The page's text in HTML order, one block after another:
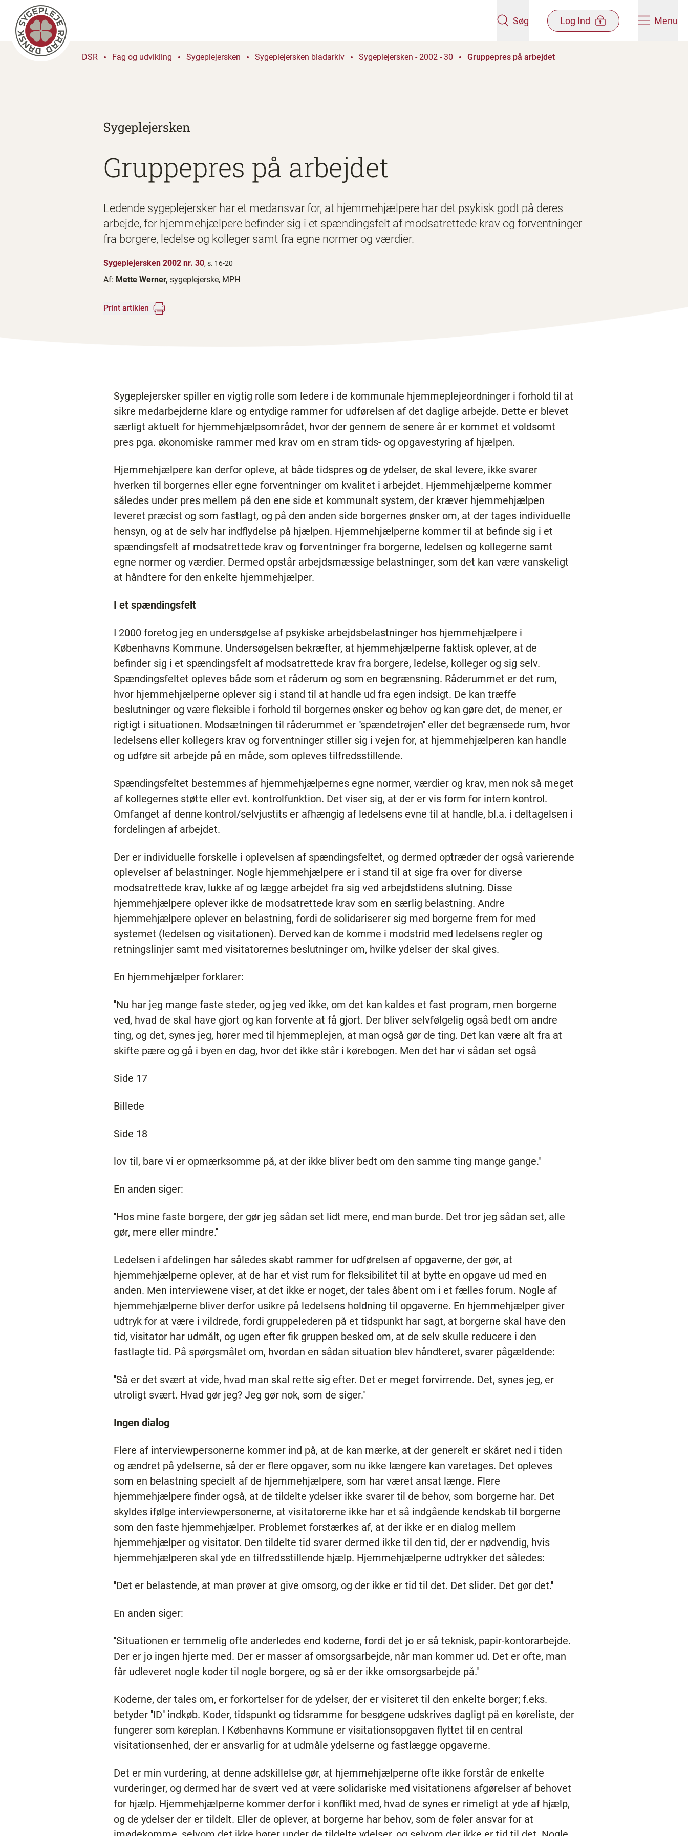
Søg Log Ind Menu
DSR Fag og udvikling Sygeplejersken Sygeplejersken bladarkiv Sygeplejersken - 2002 - 30 Gruppepres på arbejdet
Sygeplejersken
Gruppepres på arbejdet
Ledende sygeplejersker har et medansvar for, at hjemmehjælpere har det psykisk godt på deres
arbejde, for hjemmehjælpere befinder sig i et spændingsfelt af modsatrettede krav og forventninger
fra borgere, ledelse og kolleger samt fra egne normer og værdier.
Sygeplejersken 2002 nr. 30, s. 16-20
Af: Mette Werner, sygeplejerske, MPH
Print artiklen
Sygeplejersker spiller en vigtig rolle som ledere i de kommunale hjemmeplejeordninger i forhold til at
sikre medarbejderne klare og entydige rammer for udførelsen af det daglige arbejde. Dette er blevet
særligt aktuelt for hjemmehjælpsområdet, hvor der gennem de senere år er kommet et voldsomt
pres pga. økonomiske rammer med krav om en stram tids- og opgavestyring af hjælpen.
Hjemmehjælpere kan derfor opleve, at både tidspres og de ydelser, de skal levere, ikke svarer
hverken til borgernes eller egne forventninger om kvalitet i arbejdet. Hjemmehjælperne kommer
således under pres mellem på den ene side et kommunalt system, der kræver hjemmehjælpen
leveret præcist og som fastlagt, og på den anden side borgernes ønsker om, at der tages individuelle
hensyn, og at de selv har indflydelse på hjælpen. Hjemmehjælperne kommer til at befinde sig i et
spændingsfelt af modsatrettede krav og forventninger fra borgerne, ledelsen og kollegerne samt
egne normer og værdier. Dermed opstår arbejdsmæssige belastninger, som det kan være vanskeligt
at håndtere for den enkelte hjemmehjælper.
I et spændingsfelt
I 2000 foretog jeg en undersøgelse af psykiske arbejdsbelastninger hos hjemmehjælpere i
Københavns Kommune. Undersøgelsen bekræfter, at hjemmehjælperne faktisk oplever, at de
befinder sig i et spændingsfelt af modsatrettede krav fra borgere, ledelse, kolleger og sig selv.
Spændingsfeltet opleves både som et råderum og som en begrænsning. Råderummet er det rum,
hvor hjemmehjælperne oplever sig i stand til at handle ud fra egen indsigt. De kan træffe
beslutninger og være fleksible i forhold til borgernes ønsker og behov og kan gøre det, de mener, er
rigtigt i situationen. Modsætningen til råderummet er ''spændetrøjen'' eller det begrænsede rum, hvor
ledelsens eller kollegers krav og forventninger stiller sig i vejen for, at hjemmehjælperen kan handle
og udføre sit arbejde på en måde, som opleves tilfredsstillende.
Spændingsfeltet bestemmes af hjemmehjælpernes egne normer, værdier og krav, men nok så meget
af kollegernes støtte eller evt. kontrolfunktion. Det viser sig, at der er vis form for intern kontrol.
Omfanget af denne kontrol/selvjustits er afhængig af ledelsens evne til at handle, bl.a. i deltagelsen i
fordelingen af arbejdet.
Der er individuelle forskelle i oplevelsen af spændingsfeltet, og dermed optræder der også varierende
oplevelser af belastninger. Nogle hjemmehjælpere er i stand til at sige fra over for diverse
modsatrettede krav, lukke af og lægge arbejdet fra sig ved arbejdstidens slutning. Disse
hjemmehjælpere oplever ikke de modsatrettede krav som en særlig belastning. Andre
hjemmehjælpere oplever en belastning, fordi de solidariserer sig med borgerne frem for med
systemet (ledelsen og visitationen). Derved kan de komme i modstrid med ledelsens regler og
retningslinjer samt med visitatorernes beslutninger om, hvilke ydelser der skal gives.
En hjemmehjælper forklarer:
''Nu har jeg mange faste steder, og jeg ved ikke, om det kan kaldes et fast program, men borgerne
ved, hvad de skal have gjort og kan forvente at få gjort. Der bliver selvfølgelig også bedt om andre
ting, og det, synes jeg, hører med til hjemmeplejen, at man også gør de ting. Det kan være alt fra at
skifte pære og gå i byen en dag, hvor det ikke står i kørebogen. Men det har vi sådan set også
Side 17
Billede
Side 18
lov til, bare vi er opmærksomme på, at der ikke bliver bedt om den samme ting mange gange.''
En anden siger:
''Hos mine faste borgere, der gør jeg sådan set lidt mere, end man burde. Det tror jeg sådan set, alle
gør, mere eller mindre.''
Ledelsen i afdelingen har således skabt rammer for udførelsen af opgaverne, der gør, at
hjemmehjælperne oplever, at de har et vist rum for fleksibilitet til at bytte en opgave ud med en
anden. Men interviewene viser, at det ikke er noget, der tales åbent om i et fælles forum. Nogle af
hjemmehjælperne bliver derfor usikre på ledelsens holdning til opgaverne. En hjemmehjælper giver
udtryk for at være i vildrede, fordi gruppelederen på et tidspunkt har sagt, at borgerne skal have den
tid, visitator har udmålt, og ugen efter fik gruppen besked om, at de selv skulle reducere i den
fastlagte tid. På spørgsmålet om, hvordan en sådan situation blev håndteret, svarer pågældende:
''Så er det svært at vide, hvad man skal rette sig efter. Det er meget forvirrende. Det, synes jeg, er
utroligt svært. Hvad gør jeg? Jeg gør nok, som de siger.''
Ingen dialog
Flere af interviewpersonerne kommer ind på, at de kan mærke, at der generelt er skåret ned i tiden
og ændret på ydelserne, så der er flere opgaver, som nu ikke længere kan varetages. Det opleves
som en belastning specielt af de hjemmehjælpere, som har været ansat længe. Flere
hjemmehjælpere finder også, at de tildelte ydelser ikke svarer til de behov, som borgerne har. Det
skyldes ifølge interviewpersonerne, at visitatorerne ikke har et så indgående kendskab til borgerne
som den faste hjemmehjælper. Problemet forstærkes af, at der ikke er en dialog mellem
hjemmehjælper og visitator. Den tildelte tid svarer dermed ikke til den tid, der er nødvendig, hvis
hjemmehjælperen skal yde en tilfredsstillende hjælp. Hjemmehjælperne udtrykker det således:
''Det er belastende, at man prøver at give omsorg, og der ikke er tid til det. Det slider. Det gør det.''
En anden siger:
''Situationen er temmelig ofte anderledes end koderne, fordi det jo er så teknisk, papir-kontorarbejde.
Der er jo ingen hjerte med. Der er masser af omsorgsarbejde, når man kommer ud. Det er ofte, man
får udleveret nogle koder til nogle borgere, og så er der ikke omsorgsarbejde på.''
Koderne, der tales om, er forkortelser for de ydelser, der er visiteret til den enkelte borger; f.eks.
betyder ''ID'' indkøb. Koder, tidspunkt og tidsramme for besøgene udskrives dagligt på en køreliste, der
fungerer som køreplan. I Københavns Kommune er visitationsopgaven flyttet til en central
visitationsenhed, der er ansvarlig for at udmåle ydelserne og fastlægge opgaverne.
Det er min vurdering, at denne adskillelse gør, at hjemmehjælperne ofte ikke forstår de enkelte
vurderinger, og dermed har de svært ved at være solidariske med visitationens afgørelser af behovet
for hjælp. Hjemmehjælperne kommer derfor i konflikt med, hvad de synes er rimeligt at yde af hjælp,
og de ydelser der er tildelt. Eller de oplever, at borgerne har behov, som de føler ansvar for at